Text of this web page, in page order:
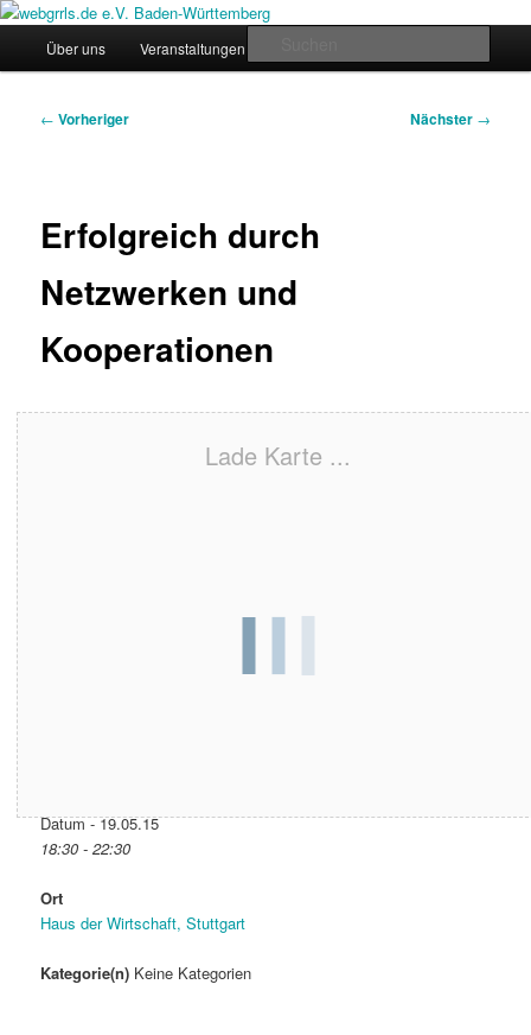
Zum
primären
webgrrls.de e.V. Baden-
Regiogruppe Baden-Württemberg der webgrrls.de e.V.
HauptmenüÜber uns Veranstaltungen
Beitragsnavigation
← Vorheriger Nächster →
Erfolgreich durch
Netzwerken und
Kooperationen
Lade Karte ...
Datum - 19.05.15
18:30 - 22:30
Ort
Haus der Wirtschaft, Stuttgart
Kategorie(n) Keine Kategorien